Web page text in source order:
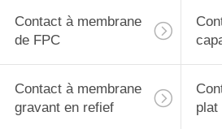
Contact à membrane
de FPC
Contact à membrane
gravant en refief
plat